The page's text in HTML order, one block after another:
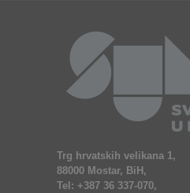
Trg hrvatskih velikana 1,
88000 Mostar, BiH,
Tel: +387 36 337-070,